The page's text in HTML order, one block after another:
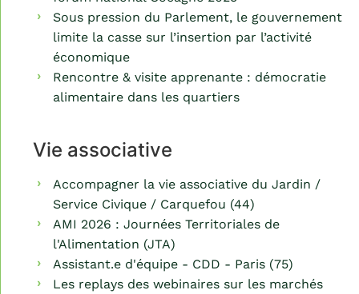
Sous pression du Parlement, le gouvernement
limite la casse sur l’insertion par l’activité
économique
Rencontre & visite apprenante : démocratie
alimentaire dans les quartiers
Vie associative
Accompagner la vie associative du Jardin /
Service Civique / Carquefou (44)
AMI 2026 : Journées Territoriales de
l'Alimentation (JTA)
Assistant.e d'équipe - CDD - Paris (75)
Les replays des webinaires sur les marchés